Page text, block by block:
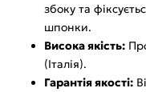
збоку та
шпонки.
Висока якість:
(Італія).
Гарантія якості: